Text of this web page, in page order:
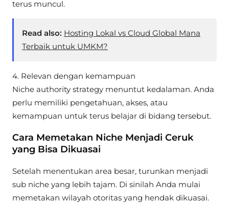
terus muncul.
Read also: Hosting Lokal vs Cloud Global Mana
Terbaik untuk UMKM?
4. Relevan dengan kemampuan
Niche authority strategy menuntut kedalaman. Anda
perlu memiliki pengetahuan, akses, atau
kemampuan untuk terus belajar di bidang tersebut.
Cara Memetakan Niche Menjadi Ceruk
yang Bisa Dikuasai
Setelah menentukan area besar, turunkan menjadi
sub niche yang lebih tajam. Di sinilah Anda mulai
memetakan wilayah otoritas yang hendak dikuasai.